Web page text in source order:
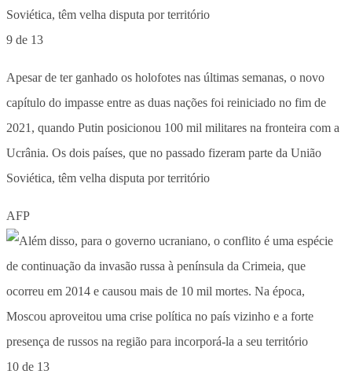
9 de 13
Apesar de ter ganhado os holofotes nas últimas semanas, o novo
capítulo do impasse entre as duas nações foi reiniciado no fim de
2021, quando Putin posicionou 100 mil militares na fronteira com a
Ucrânia. Os dois países, que no passado fizeram parte da União
Soviética, têm velha disputa por território
AFP
10 de 13